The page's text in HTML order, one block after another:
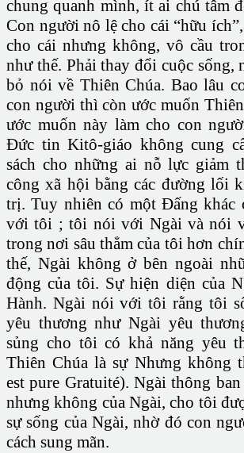
chung quanh mình, ít ai chú tâm
Con người nô lệ cho cái “hữu
cho cái nhưng không, vô cầu
như thế. Phải thay đổi cuộc sống,
bỏ nói về Thiên Chúa. Bao lâu
con người thì còn ước muốn
ước muốn này làm cho con
Đức tin Kitô-giáo không cung
sách cho những ai nỗ lực giảm
công xã hội bằng các đường lối
trị. Tuy nhiên có một Đấng
với tôi ; tôi nói với Ngài và nói
trong nơi sâu thẳm của tôi hơn
thế, Ngài không ở bên ngoài
động của tôi. Sự hiện diện của
Hành. Ngài nói với tôi rằng tôi
yêu thương như Ngài yêu
sủng cho tôi có khả năng yêu
Thiên Chúa là sự Nhưng không
est pure Gratuité). Ngài thông
nhưng không của Ngài, cho tôi
sự sống của Ngài, nhờ đó con
cách sung mãn.